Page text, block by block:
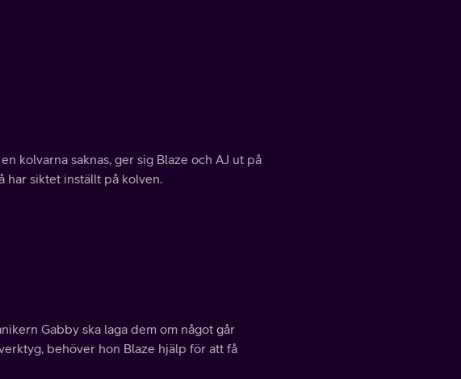
kolvarna saknas, ger sig Blaze och AJ ut på
har siktet inställt på kolven.
Gabby ska laga dem om något går
behöver hon Blaze hjälp för att få